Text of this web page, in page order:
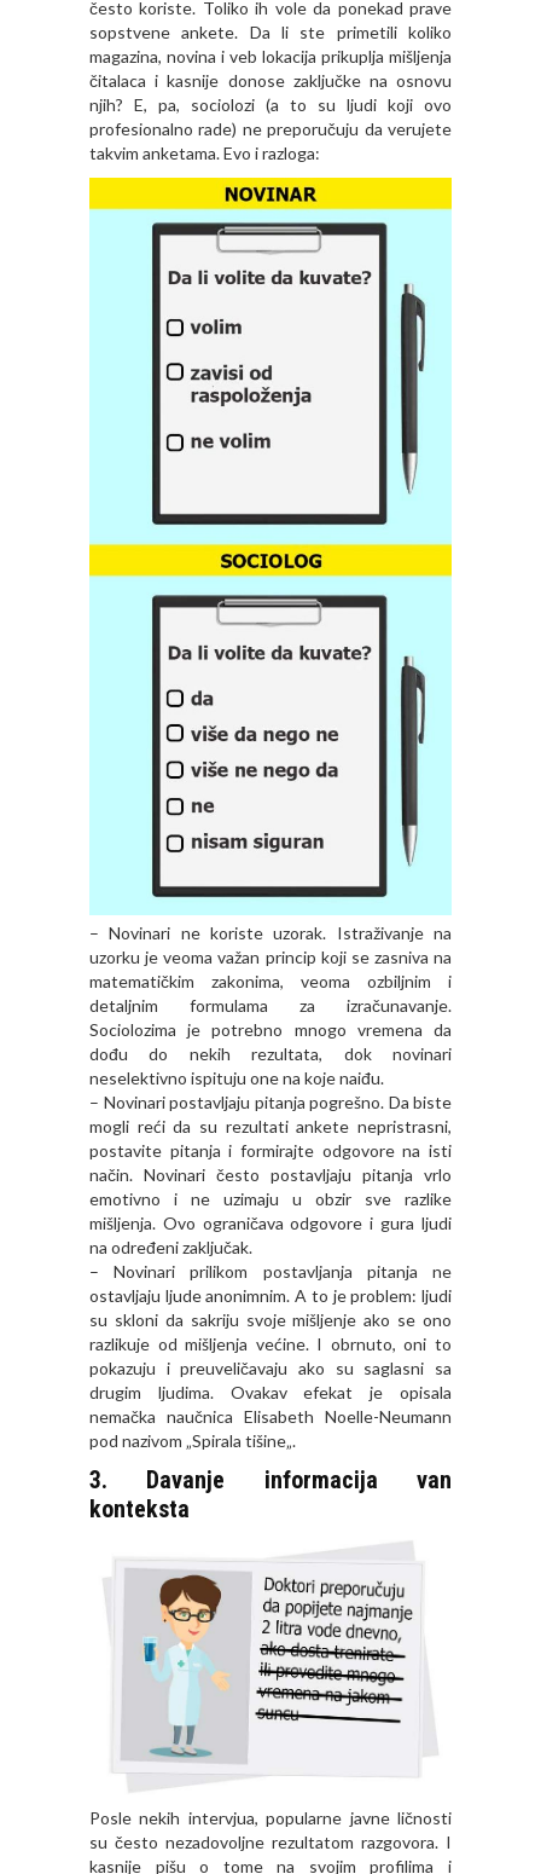
često koriste. Toliko ih vole da ponekad prave
sopstvene ankete. Da li ste primetili koliko
magazina, novina i veb lokacija prikuplja mišljenja
čitalaca i kasnije donose zaključke na osnovu
njih? E, pa, sociolozi (a to su ljudi koji ovo
profesionalno rade) ne preporučuju da verujete
takvim anketama. Evo i razloga:
– Novinari ne koristeuzorak. Istraživanje na
uzorku je veoma važan princip koji se zasniva na
matematičkim zakonima, veoma ozbiljnim i
detaljnim formulama za izračunavanje.
Sociolozima je potrebno mnogo vremena da
dođu do nekih rezultata, dok novinari
neselektivno ispituju one na koje naiđu.
– Novinari postavljaju pitanja pogrešno. Da biste
mogli reći da su rezultati ankete nepristrasni,
postavite pitanja i formirajte odgovore na isti
način. Novinari često postavljaju pitanja vrlo
emotivno i ne uzimaju u obzir sve razlike
mišljenja. Ovo ograničava odgovore i gura ljudi
na određeni zaključak.
– Novinari prilikom postavljanja pitanja ne
ostavljaju ljude anonimnim. A to je problem: ljudi
su skloni da sakriju svoje mišljenje ako se ono
razlikuje od mišljenja većine. I obrnuto, oni to
pokazuju i preuveličavaju ako su saglasni sa
drugim ljudima. Ovakav efekat je opisala
nemačka naučnica Elisabeth Noelle-Neumann
pod nazivom „Spirala tišine„.
3. Davanje informacija van
konteksta
Posle nekih intervjua, popularne javne ličnosti
su često nezadovoljne rezultatom razgovora. I
kasnije pišu o tome na svojim profilima i